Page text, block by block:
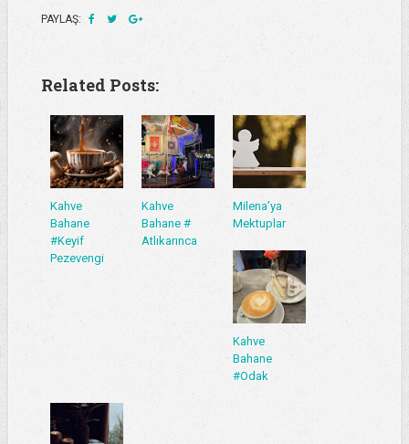
PAYLAŞ:
Related Posts:
Kahve
Bahane
#Keyif
Pezevengi
Kahve
Bahane #
Atlıkarınca
Milena’ya
Mektuplar
Kahve
Bahane
#Odak